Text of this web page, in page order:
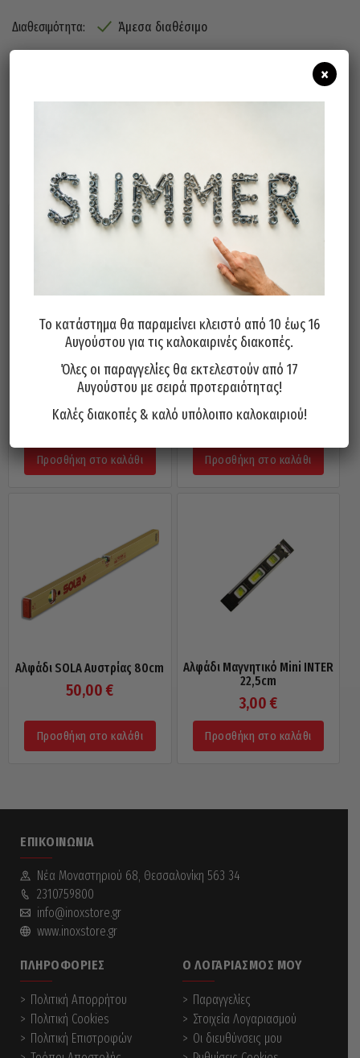
Διαθεσιμότητα: Άμεσα διαθέσιμο
Μαγνητικό Αλφάδι Τσέπης Με
Κλιπ Ζώνης 75mm SOLA GO!
CLIP
23,00
Προσθήκη στο καλάθι
Αλφάδι SOLA Αυστρίας 150cm
78,00 €
Προσθήκη στο καλάθι
Αλφάδι SOLA Αυστρίας 80cm
50,00€
Προσθήκη στο καλάθι
Αλφάδι Μαγνητικό Μini INTER
22,5cm
3,00 €
Προσθήκη στο καλάθι
ΕΠΙΚΟΙΝΩΝΊΑ
Νέα Mοναστηριού 68, Θεσσαλονίκη 563 34
2310759800
info@inoxstore.gr
www.inoxstore.gr
ΠΛΗΡΟΦΟΡΊΕΣ
Πολιτική Απορρήτου
Πολιτική Cookies
Πολιτική Επιστροφών
Ο ΛΟΓΑΡΙΑΣΜΌΣ ΜΟΥ
Παραγγελίες
Στοιχεία Λογαριασμού
Οι διευθύνσεις μου
Το κατάστημα θα παραμείνει κλειστό από 10 έως 16
Αυγούστου για τις καλοκαιρινές διακοπές.
Όλες οι παραγγελίες θα εκτελεστούν από 17
Αυγούστου με σειρά προτεραιότητας!
Καλές διακοπές & καλό υπόλοιπο καλοκαιριού!
×